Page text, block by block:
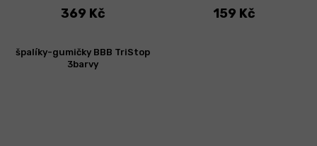
369 Kč 159 Kč
špalíky-gumičky BBB TriStop
3barvy